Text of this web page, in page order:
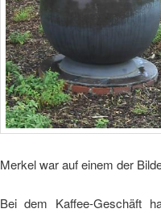
Merkel war auf einem der
Bei dem Kaffee-Geschäft